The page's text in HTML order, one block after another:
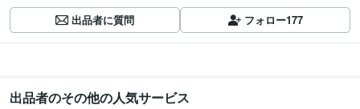
出品者に質問 フォロー177
出品者のその他の人気サービス